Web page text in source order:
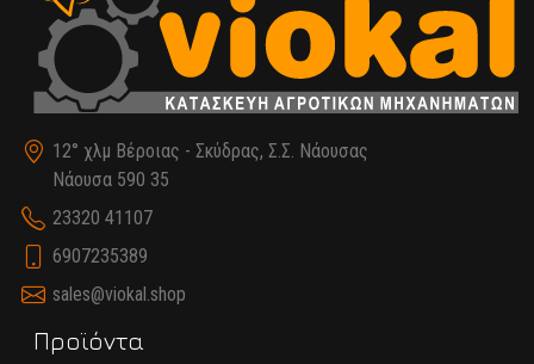
12° χλμ Βέροιας - Σκύδρας, Σ.Σ. Νάουσας
Νάουσα 590 35
23320 41107
6907235389
sales@viokal.shop
Προϊόντα